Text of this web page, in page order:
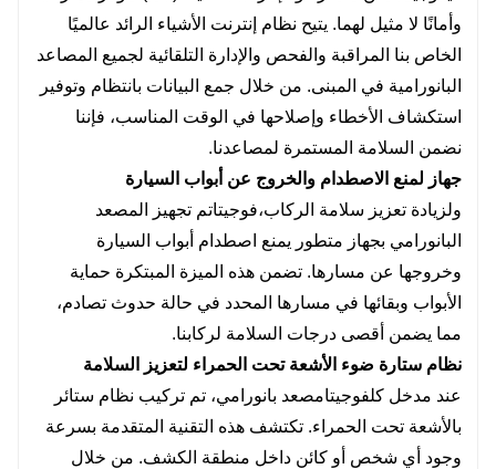
وأمانًا لا مثيل لهما. يتيح نظام إنترنت الأشياء الرائد عالميًا
الخاص بنا المراقبة والفحص والإدارة التلقائية لجميع المصاعد
البانورامية في المبنى. من خلال جمع البيانات بانتظام وتوفير
استكشاف الأخطاء وإصلاحها في الوقت المناسب، فإننا
نضمن السلامة المستمرة لمصاعدنا.
جهاز لمنع الاصطدام والخروج عن أبواب السيارة
ولزيادة تعزيز سلامة الركاب،فوجيتاتم تجهيز المصعد
البانورامي بجهاز متطور يمنع اصطدام أبواب السيارة
وخروجها عن مسارها. تضمن هذه الميزة المبتكرة حماية
الأبواب وبقائها في مسارها المحدد في حالة حدوث تصادم،
مما يضمن أقصى درجات السلامة لركابنا.
نظام ستارة ضوء الأشعة تحت الحمراء لتعزيز السلامة
عند مدخل كلفوجيتامصعد بانورامي، تم تركيب نظام ستائر
بالأشعة تحت الحمراء. تكتشف هذه التقنية المتقدمة بسرعة
وجود أي شخص أو كائن داخل منطقة الكشف. من خلال